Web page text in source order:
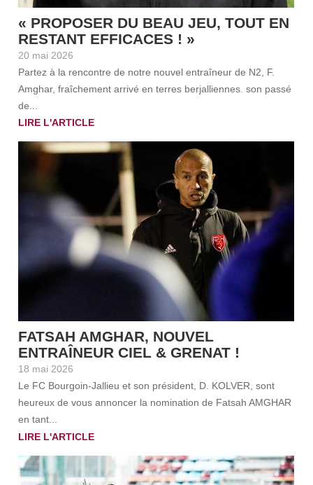
« PROPOSER DU BEAU JEU, TOUT EN
RESTANT EFFICACES ! »
20 mai 2026
Partez à la rencontre de notre nouvel entraîneur de N2, F.
Amghar, fraîchement arrivé en terres berjalliennes. son passé
de...
LIRE L'ARTICLE
FATSAH AMGHAR, NOUVEL
ENTRAÎNEUR CIEL & GRENAT !
18 mai 2026
Le FC Bourgoin-Jallieu et son président, D. KOLVER, sont
heureux de vous annoncer la nomination de Fatsah AMGHAR
en tant...
LIRE L'ARTICLE